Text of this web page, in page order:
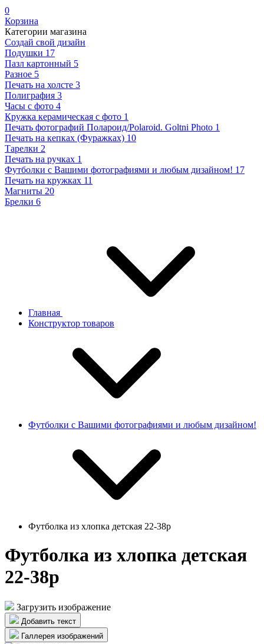
0
Корзина
Категории магазина
Создай свой дизайн
Подушки 17
Пазл картонный 5
Разное 5
Печать на холсте 3
Полиграфия 3
Часы с фото 4
Кружка керамическая с фото 1
Печать фотографий Полароид/Polaroid. Goltni Photo 1
Печать на кепках (Фуражках) 10
Тарелки 2
Печать на ручках 1
Футболки с Вашими фотографиями и любым дизайном! 17
Печать на кружках 11
Магниты 20
Брелки 6
Главная
Конструктор товаров
Футболки с Вашими фотографиями и любым дизайном!
Футболка из хлопка детская 22-38р
Футболка из хлопка детская
22-38р
Загрузить изображение
Добавить текст
Галлерея изображений